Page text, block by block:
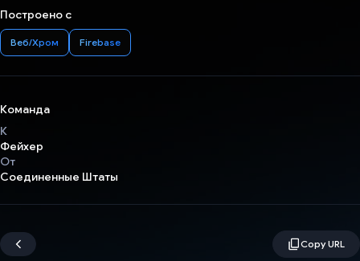
Построено с
Веб/Хром Firebase
Команда
К
Фейхер
От
Соединенные Штаты